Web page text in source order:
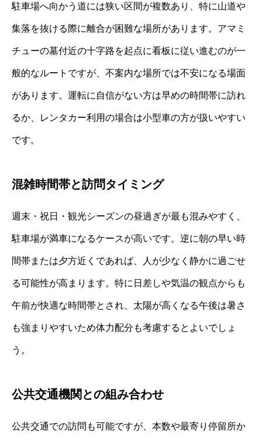
駐車場へ向かう道には狭い区間が複数あり、特に山道や
集落を抜ける際に離合が困難な場所があります。アマミ
チューの墓付近の十字路を起点に看板に従い進むのが一
般的なルートですが、不案内な場所では不安になる場面
があります。運転に自信がない方は早めの時間帯に訪れ
るか、レンタカー利用の場合は小型車の方が扱いやすい
です。
混雑時間帯と訪問タイミング
週末・祝日・観光シーズンの昼過ぎが最も混みやすく、
駐車場が満車になるケースが高いです。逆に朝の早い時
間帯または夕方近くであれば、人が少なく静かに過ごせ
る可能性が高まります。特に日差しや気温の観点からも
午前が快適な時間帯とされ、太陽が高くなる午後は暑さ
も強まりやすいため体力配分も考慮するとよいでしょ
う。
公共交通機関との組み合わせ
公共交通での訪問も可能ですが、本数や最寄り停留所か